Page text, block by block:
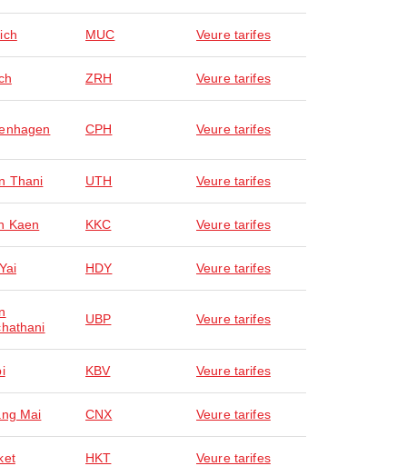
MUC Veure tarifes
ZRH Veure tarifes
CPH Veure tarifes
Thani UTH Veure tarifes
Kaen KKC Veure tarifes
HDY Veure tarifes
UBP Veure tarifes
KBV Veure tarifes
Mai CNX Veure tarifes
HKT Veure tarifes